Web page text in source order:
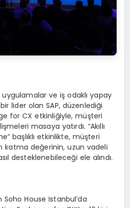
ve iş odaklı yapay
lider olan SAP, düzenlediği
for CX etkinliğiyle, müşteri
masaya yatırdı. “Akıllı
başlıklı etkinlikte, müşteri
katma değerinin, uzun vadeli
desteklenebileceği ele alındı.
Soho House Istanbul’da